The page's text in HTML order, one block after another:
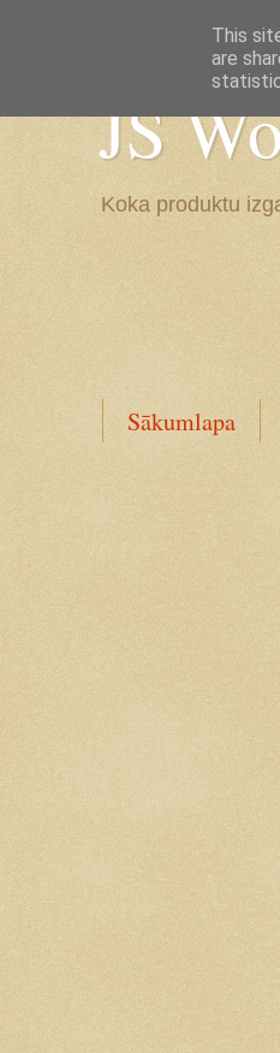
JS
Koka produktu
Sākumlapa
This
are